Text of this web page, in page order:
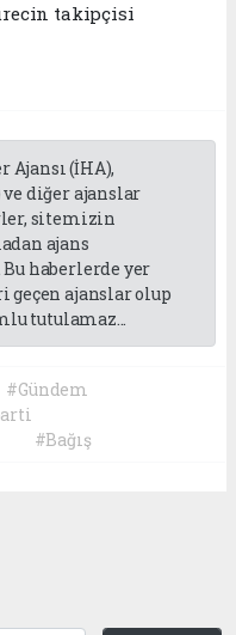
takipçisi
Ajansı (İHA),
ve diğer ajanslar
sitemizin
ajans
haberlerde yer
ajanslar olup
tutulamaz...
#Gündem
#Bağış